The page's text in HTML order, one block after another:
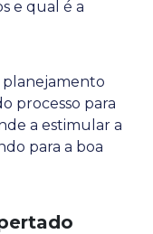
e qual é a
processo para
a estimular a
para a boa